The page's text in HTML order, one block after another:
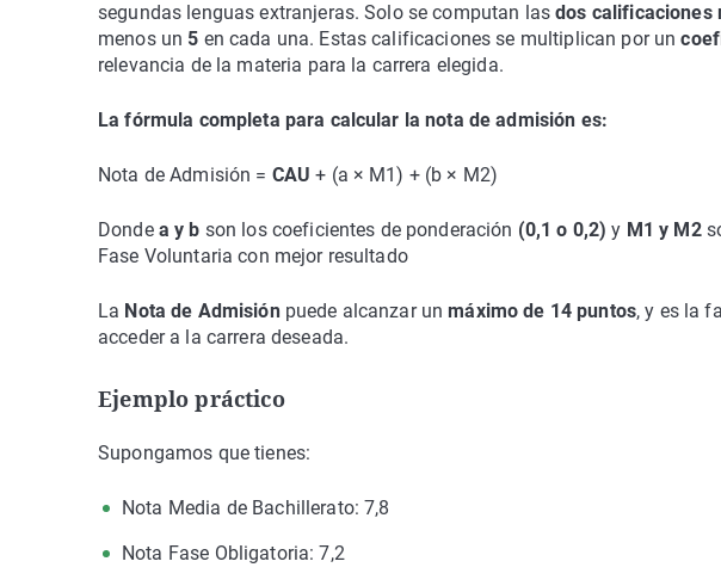
segundas lenguas extranjeras. Solo se computan las dos calificaciones
menos un 5 en cada una. Estas calificaciones se multiplican por un
relevancia de la materia para la carrera elegida.
La fórmula completa para calcular la nota de admisión es:
Nota de Admisión = CAU + (a × M1) + (b × M2)
Dondea y b son los coeficientes de ponderación (0,1 o 0,2)y M1 y M2
Fase Voluntaria con mejor resultado
La Nota de Admisiónpuede alcanzar un máximo de 14 puntos, y es la
acceder a la carrera deseada.
Ejemplo práctico
Supongamos que tienes:
Nota Media de Bachillerato: 7,8
Nota Fase Obligatoria: 7,2